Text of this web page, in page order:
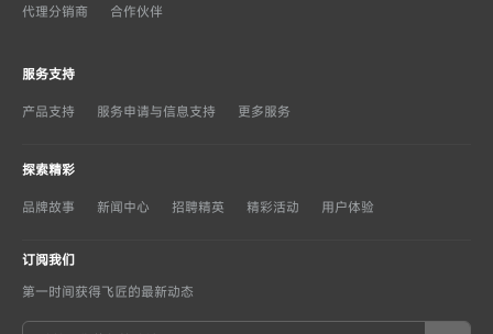
代理分销商 合作伙伴
服务支持
产品支持 服务申请与信息支持 更多服务
探索精彩
品牌故事 新闻中心 招聘精英 精彩活动 用户体验
订阅我们
第一时间获得飞匠的最新动态